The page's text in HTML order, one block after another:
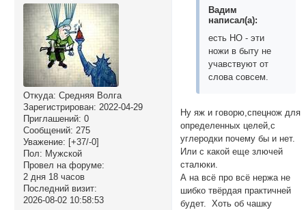
Откуда: Средняя Волга
Зарегистрирован: 2022-04-29
Приглашений: 0
Сообщений: 275
Уважение: [+37/-0]
Пол: Мужской
Провел на форуме:
2 дня 18 часов
Последний визит:
2026-08-02 10:58:53
Вадим
написал(а):
есть НО - эти
ножи в быту не
учавствуют от
слова совсем.
Ну яж и говорю,спецнож для
определенных целей,с
углеродки почему бы и нет.
Или с какой еще злючей
сталюки.
А на всё про всё нержа не
шибко твёрдая практичней
будет. Хоть об чашку